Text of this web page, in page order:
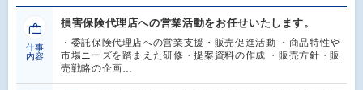
仕事
内容
損害保険代理店への営業活動をお任せいたします。
・委託保険代理店への営業支援・販売促進活動 ・商品特性や
市場ニーズを踏まえた研修・提案資料の作成 ・販売方針・販
売戦略の企画…